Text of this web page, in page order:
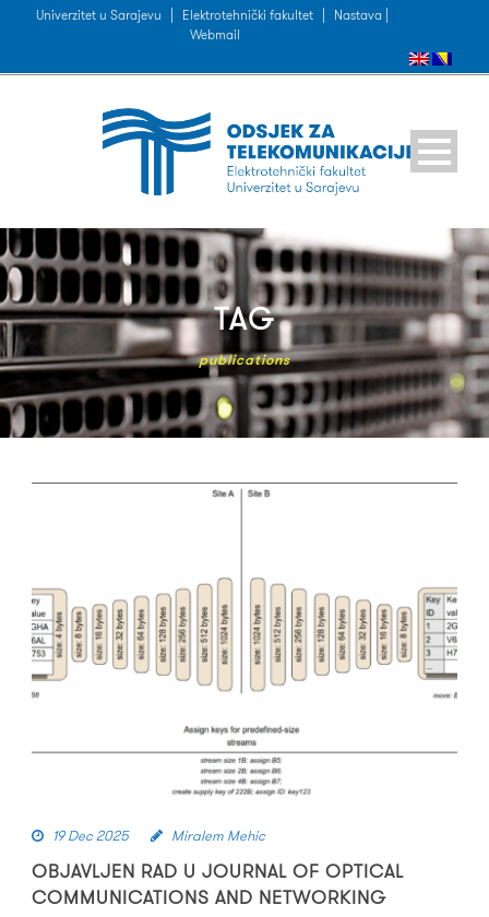
Univerzitet u Sarajevu Elektrotehnički fakultet
Nastava |
Webmail
TAG
publications
19 Dec 2025 Miralem Mehic
OBJAVLJEN RAD U JOURNAL OF OPTICAL
COMMUNICATIONS AND NETWORKING